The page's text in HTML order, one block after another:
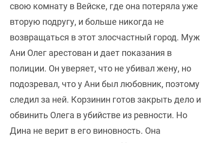
свою комнату в Вейске, где она потеряла уже
вторую подругу, и больше никогда не
возвращаться в этот злосчастный город. Муж
Ани Олег арестован и дает показания в
полиции. Он уверяет, что не убивал жену, но
подозревал, что у Ани был любовник, поэтому
следил за ней. Корзинин готов закрыть дело и
обвинить Олега в убийстве из ревности. Но
Дина не верит в его виновность. Она